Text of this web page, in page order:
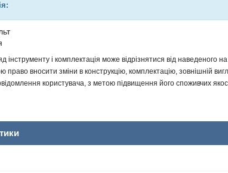
інструменту і комплектація може відрізнятися від
право вносити зміни в конструкцію, комплектацію, зовнішній
користувача, з метою підвищення його споживчих